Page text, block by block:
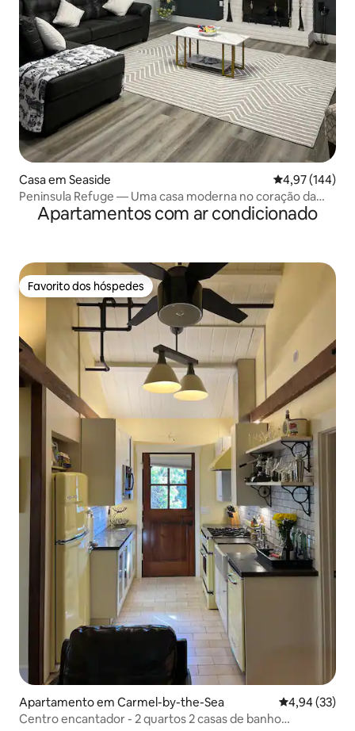
Casa em Seaside Classificação
4,97 (144)
Peninsula Refuge — Uma casa moderna no coração da
baíaApartamentos com ar condicionado
Favorito dos hóspedes
Favorito dos hóspedes
Apartamento em Carmel-by-the-Sea Classificação
4,94 (33)
Centro encantador - 2 quartos 2 casas de banho